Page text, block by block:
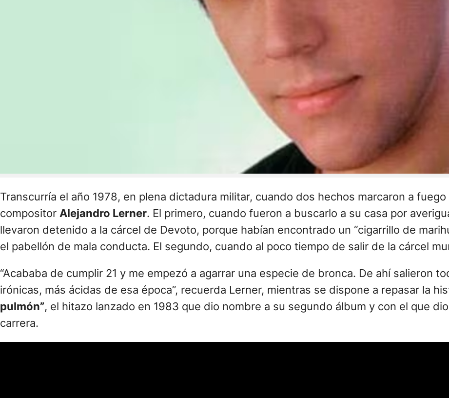
Transcurría el año 1978, en plena dictadura militar, cuando dos hechos marcaron a
compositor Alejandro Lerner. El primero, cuando fueron a buscarlo a su casa por
llevaron detenido a la cárcel de Devoto, porque habían encontrado un “cigarrillo de
el pabellón de mala conducta. El segundo, cuando al poco tiempo de salir de la cárcel
“Acababa de cumplir 21 y me empezó a agarrar una especie de bronca. De ahí salieron
irónicas, más ácidas de esa época”, recuerda Lerner, mientras se dispone a repasar la
pulmón”, el hitazo lanzado en 1983 que dio nombre a su segundo álbum y con el que
carrera.